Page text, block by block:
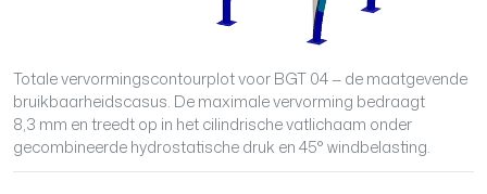
Totale vervormingscontourplot voor BGT 04 — de maatgevende
bruikbaarheidscasus. De maximale vervorming bedraagt
8,3 mm en treedt op in het cilindrische vatlichaam onder
gecombineerde hydrostatische druk en 45° windbelasting.